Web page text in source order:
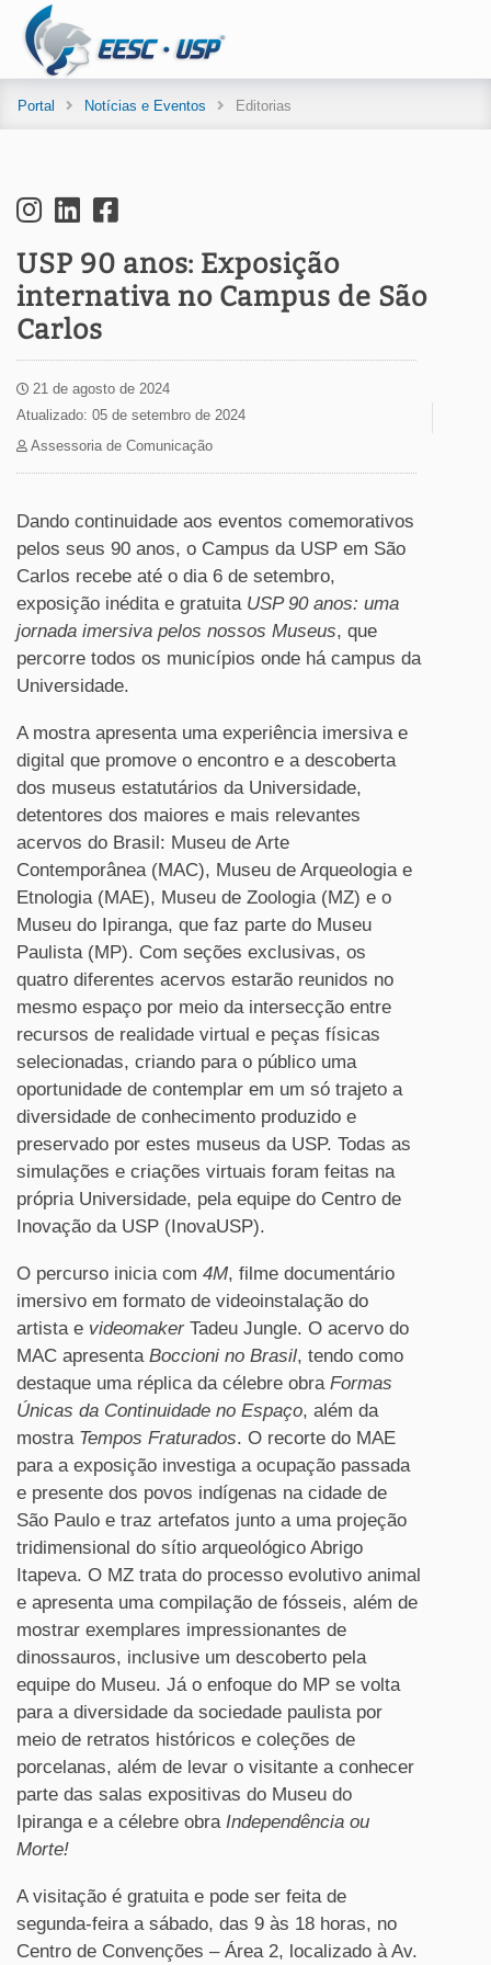
Portal Notícias e Eventos Editorias
USP 90 anos: Exposição
internativa no Campus de São
Carlos
21 de agosto de 2024
Atualizado: 05 de setembro de 2024
Assessoria de Comunicação
Dando continuidade aos eventos comemorativos
pelos seus 90 anos, o Campus da USP em São
Carlos recebe até o dia 6 de setembro,
exposição inédita e gratuita USP 90 anos: uma
jornada imersiva pelos nossos Museus, que
percorre todos os municípios onde há campus da
Universidade.
A mostra apresenta uma experiência imersiva e
digital que promove o encontro e a descoberta
dos museus estatutários da Universidade,
detentores dos maiores e mais relevantes
acervos do Brasil: Museu de Arte
Contemporânea (MAC), Museu de Arqueologia e
Etnologia (MAE), Museu de Zoologia (MZ) e o
Museu do Ipiranga, que faz parte do Museu
Paulista (MP). Com seções exclusivas, os
quatro diferentes acervos estarão reunidos no
mesmo espaço por meio da intersecção entre
recursos de realidade virtual e peças físicas
selecionadas, criando para o público uma
oportunidade de contemplar em um só trajeto a
diversidade de conhecimento produzido e
preservado por estes museus da USP. Todas as
simulações e criações virtuais foram feitas na
própria Universidade, pela equipe do Centro de
Inovação da USP (InovaUSP).
O percurso inicia com 4M, filme documentário
imersivo em formato de videoinstalação do
artista e videomaker Tadeu Jungle. O acervo do
MAC apresenta Boccioni no Brasil, tendo como
destaque uma réplica da célebre obra Formas
Únicas da Continuidade no Espaço, além da
mostra Tempos Fraturados. O recorte do MAE
para a exposição investiga a ocupação passada
e presente dos povos indígenas na cidade de
São Paulo e traz artefatos junto a uma projeção
tridimensional do sítio arqueológico Abrigo
Itapeva. O MZ trata do processo evolutivo animal
e apresenta uma compilação de fósseis, além de
mostrar exemplares impressionantes de
dinossauros, inclusive um descoberto pela
equipe do Museu. Já o enfoque do MP se volta
para a diversidade da sociedade paulista por
meio de retratos históricos e coleções de
porcelanas, além de levar o visitante a conhecer
parte das salas expositivas do Museu do
Ipiranga e a célebre obraIndependência ou
Morte!
A visitação é gratuita e pode ser feita de
segunda-feira a sábado, das 9 às 18 horas, no
Centro de Convenções – Área 2, localizado à Av.